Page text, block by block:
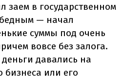
заем в государственном
— начал
суммы под очень
вовсе без залога.
давались на
бизнеса или его